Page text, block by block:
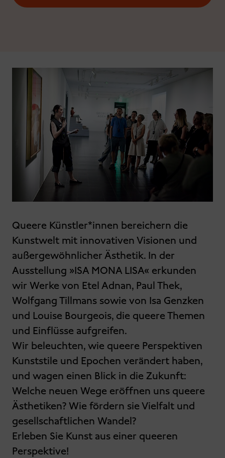
Queere Künstler*innen bereichern die
Kunstwelt mit innovativen Visionen und
außergewöhnlicher Ästhetik. In der
Ausstellung »ISA MONA LISA« erkunden
wir Werke von Etel Adnan, Paul Thek,
Wolfgang Tillmans sowie von Isa Genzken
und Louise Bourgeois, die queere Themen
und Einflüsse aufgreifen.
Wir beleuchten, wie queere Perspektiven
Kunststile und Epochen verändert haben,
und wagen einen Blick in die Zukunft:
Welche neuen Wege eröffnen uns queere
Ästhetiken? Wie fördern sie Vielfalt und
gesellschaftlichen Wandel?
Erleben Sie Kunst aus einer queeren
Perspektive!